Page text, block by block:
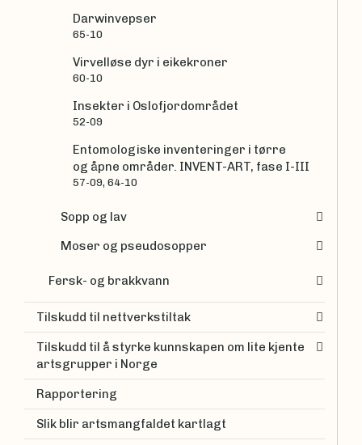
Darwinvepser
65-10
Virvelløse dyr i eikekroner
60-10
Insekter i Oslofjordområdet
52-09
Entomologiske inventeringer i tørre
og åpne områder. INVENT-ART, fase I-III
57-09, 64-10
Sopp og lav
Moser og pseudosopper
Fersk- og brakkvann
Tilskudd til nettverkstiltak
Tilskudd til å styrke kunnskapen om lite kjente
artsgrupper i Norge
Rapportering
Slik blir artsmangfaldet kartlagt